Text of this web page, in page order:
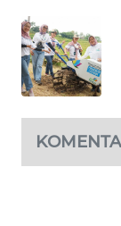
Wahana
Network